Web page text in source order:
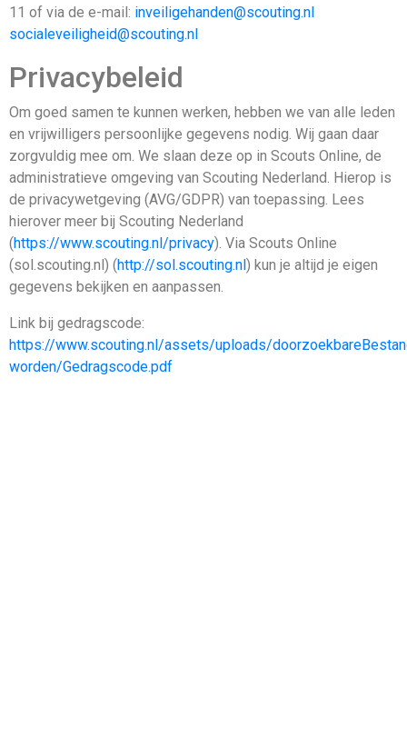
11 of via de e-mail: inveiligehanden@scouting.nl
socialeveiligheid@scouting.nl
Privacybeleid
Om goed samen te kunnen werken, hebben we van alle leden
en vrijwilligers persoonlijke gegevens nodig. Wij gaan daar
zorgvuldig mee om. We slaan deze op in Scouts Online, de
administratieve omgeving van Scouting Nederland. Hierop is
de privacywetgeving (AVG/GDPR) van toepassing. Lees
hierover meer bij Scouting Nederland
(https://www.scouting.nl/privacy). Via Scouts Online
(sol.scouting.nl) (http://sol.scouting.nl) kun je altijd je eigen
gegevens bekijken en aanpassen.
Link bij gedragscode:
https://www.scouting.nl/assets/uploads/
worden/Gedragscode.pdf